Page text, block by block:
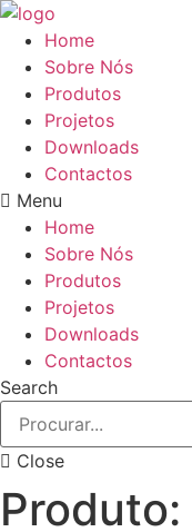
Pular
para
conteúdo
Home
Sobre Nós
Produtos
Projetos
Downloads
Contactos
Menu
Home
Sobre Nós
Produtos
Projetos
Downloads
Contactos
Search
Close
Produto: